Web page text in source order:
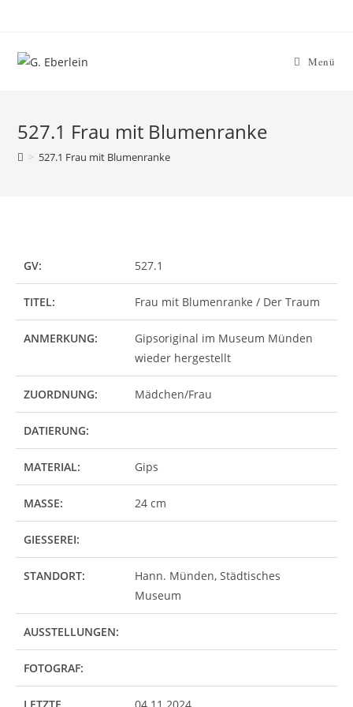
Menü
527.1 Frau mit Blumenranke
> 527.1 Frau mit Blumenranke
GV: 527.1
TITEL: Frau mit Blumenranke / Der Traum
ANMERKUNG:
Gipsoriginal im Museum Münden
wieder hergestellt
ZUORDNUNG: Mädchen/Frau
DATIERUNG:
MATERIAL: Gips
MASSE: 24 cm
GIESSEREI:
STANDORT:
Hann. Münden, Städtisches
Museum
AUSSTELLUNGEN:
FOTOGRAF: